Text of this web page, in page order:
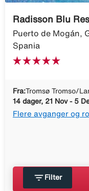
filter_list Filter
Radisson Blu
Puerto de Mogán,
Spania
Fra:Tromsø Tromso/
14 dager, 21 Nov - 5
Flere avganger og